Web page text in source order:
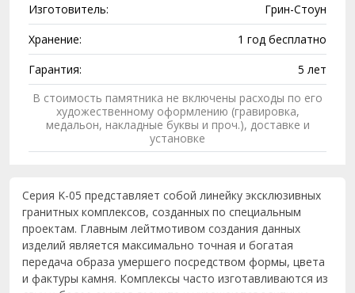
Изготовитель:
Грин-Стоун
Хранение:
1 год бесплатно
Гарантия:
5 лет
В стоимость памятника не включены расходы по его
художественному оформлению (гравировка,
медальон, накладные буквы и проч.), доставке и
установке
Серия K-05 представляет собой линейку эксклюзивных
гранитных комплексов, созданных по специальным
проектам. Главным лейтмотивом создания данных
изделий является максимально точная и богатая
передача образа умершего посредством формы, цвета
и фактуры камня. Комплексы часто изготавливаются из